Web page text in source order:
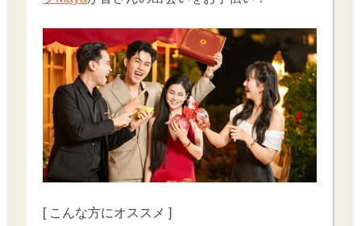
[ こんな方にオススメ ]